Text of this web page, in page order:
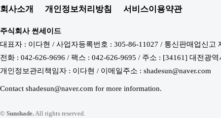
회사소개 개인정보처리방침 서비스이용약관
주식회사 썬세이드
대표자 : 이다현 / 사업자등록번호 : 305-86-11027 / 통신판매업신고
전화 : 042-626-9696 / 팩스 : 042-626-9695 / 주소 : [34161] 대전광
개인정보관리책임자 : 이다현 / 이메일주소 : shadesun@naver.com
Contact shadesun@naver.com for more information.
© Sunshade.All rights reserved.